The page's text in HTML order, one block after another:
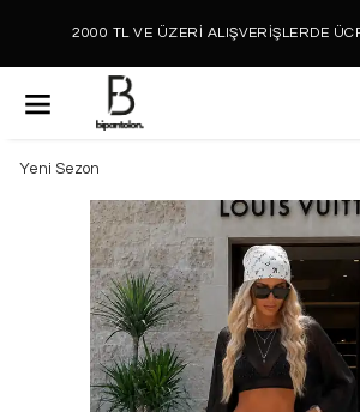
2000 TL VE ÜZERİ ALIŞVERİŞLERDE
Yeni Sezon